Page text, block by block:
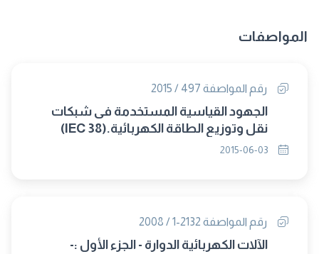
المواصفات
رقم المواصفة 497 / 2015
الجهود القياسية المستخدمة فى شبكات
نقل وتوزيع الطاقة الكهربائية.(IEC 38)
رقم المواصفة 2132-1 / 2008
الآلات الكهربائية الدوارة - الجزء الأول :-